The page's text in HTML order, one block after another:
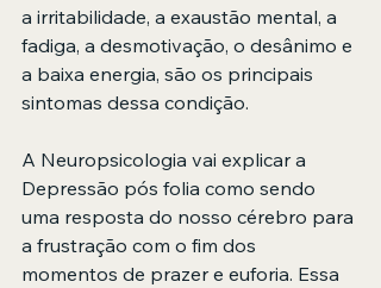
a irritabilidade, a exaustão mental, a
fadiga, a desmotivação, o desânimo e
a baixa energia, são os principais
sintomas dessa condição.
A Neuropsicologia vai explicar a
Depressão pós folia como sendo
uma resposta do nosso cérebro para
a frustração com o fim dos
momentos de prazer e euforia. Essa